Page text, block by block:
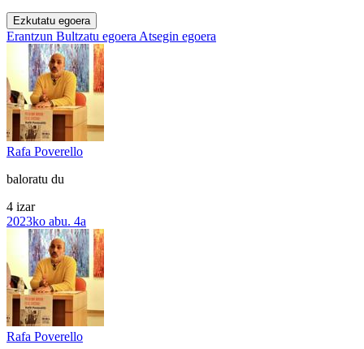
Ezkutatu egoera
Erantzun Bultzatu egoera Atsegin egoera
Rafa Poverello
baloratu du
4 izar
2023ko abu. 4a
Rafa Poverello